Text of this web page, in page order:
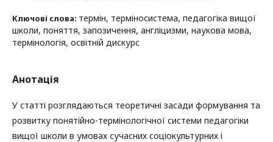
Ключові слова: термін, терміносистема, педагогіка вищої
школи, поняття, запозичення, англіцизми, наукова мова,
термінологія, освітній дискурс
Анотація
У статті розглядаються теоретичні засади формування та
розвитку понятійно-термінологічної системи педагогіки
вищої школи в умовах сучасних соціокультурних і